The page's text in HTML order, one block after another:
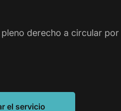
derecho a circular
el servicio